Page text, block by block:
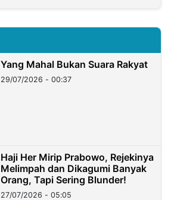
Yang Mahal Bukan Suara Rakyat
29/07/2026 - 00:37
Haji Her Mirip Prabowo, Rejekinya
Melimpah dan Dikagumi Banyak
Orang, Tapi Sering Blunder!
27/07/2026 - 05:05